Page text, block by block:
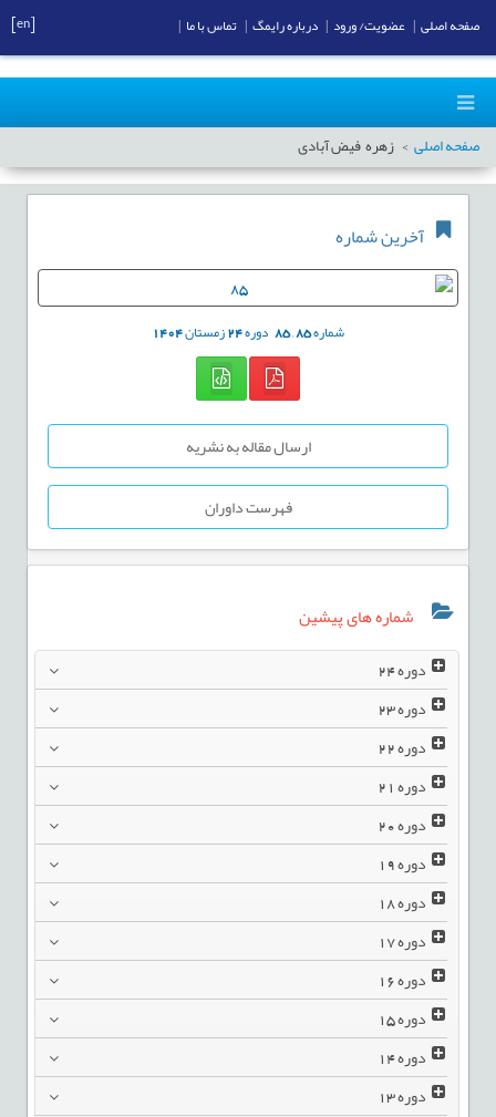
صفحه اصلی زهره فیض آبادی
آخرین شماره
شماره85
,
85 دوره24زمستان1404
ارسال مقاله به نشریه
فهرست داوران
شماره های پیشین
دوره24
دوره23
دوره22
دوره21
دوره20
دوره19
دوره18
دوره17
دوره16
دوره15
دوره14
دوره13
صفحه اصلی عضویت/ ورود درباره رایمگ تماس با ما